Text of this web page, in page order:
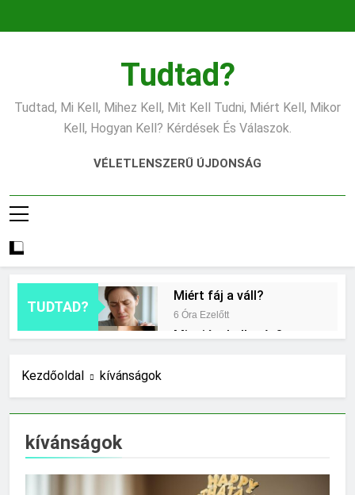
Tudtad?
Tudtad, Mi Kell, Mihez Kell, Mit Kell Tudni, Miért Kell, Mikor
Kell, Hogyan Kell? Kérdések És Válaszok.
VÉLETLENSZERŰ ÚJDONSÁG
TUDTAD?
Miért fáj a váll?
6 Óra Ezelőtt
Mire jó a kollagén?
Mit jelent a magas
cserélni?
Kezdőoldal kívánságok
kívánságok